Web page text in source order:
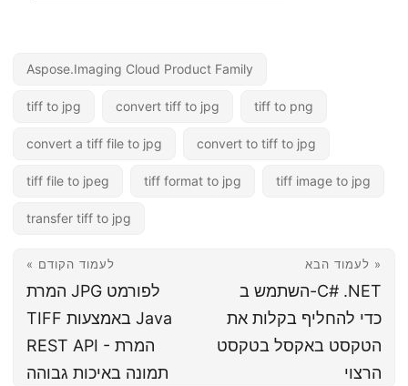
Aspose.Imaging Cloud Product Family
tiff to jpg convert tiff to jpg tiff to png
convert a tiff file to jpg convert to tiff to jpg
tiff file to jpeg tiff format to jpg tiff image to jpg
transfer tiff to jpg
« לעמוד הקודם
המרת JPG לפורמט
TIFF באמצעות Java
REST API - המרת
תמונה באיכות גבוהה
לעמוד הבא »
השתמש ב-C# .NET
כדי להחליף בקלות את
הטקסט באקסל בטקסט
הרצוי